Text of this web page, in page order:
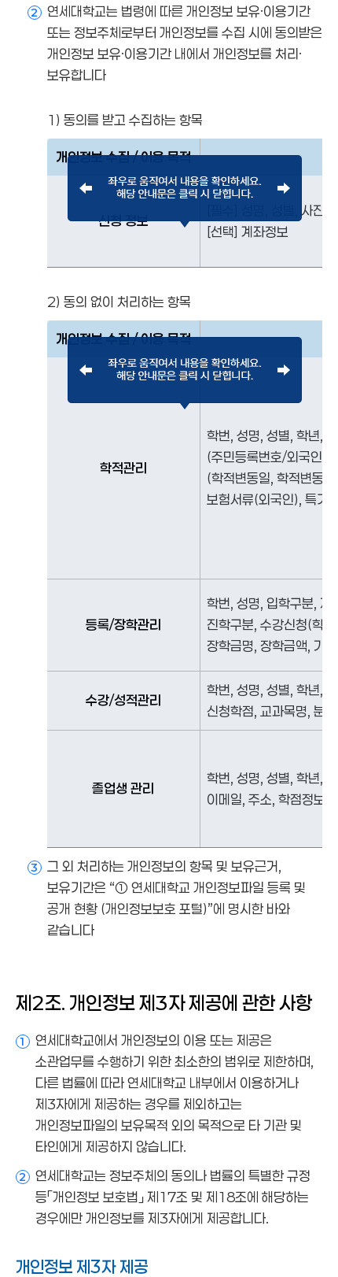
2
연세대학교는 법령에 따른 개인정보 보유·이용기간
또는 정보주체로부터 개인정보를 수집 시에 동의받은
개인정보 보유·이용기간 내에서 개인정보를 처리·
보유합니다
1) 동의를 받고 수집하는 항목
개인정보 수집 / 이용 목적
신청 정보
[필수] 성명, 성별, 사진,
[선택] 계좌정보
2) 동의 없이 처리하는 항목
개인정보 수집 / 이용 목적
학적관리
학번, 성명, 성별, 학년,
(주민등록번호/외국인
(학적변동일, 학적변동
보험서류(외국인), 특기
등록/장학관리
학번, 성명, 입학구분, 재
진학구분, 수강신청(학
장학금명, 장학금액, 가
수강/성적관리
학번, 성명, 성별, 학년,
신청학점, 교과목명, 분
졸업생 관리
학번, 성명, 성별, 학년,
이메일, 주소, 학점정보,
3
그 외 처리하는 개인정보의 항목 및 보유근거,
보유기간은 “① 연세대학교 개인정보파일 등록 및
공개 현황 (개인정보보호 포털)”에 명시한 바와
같습니다
제2조. 개인정보 제3자 제공에 관한 사항
1
연세대학교에서 개인정보의 이용 또는 제공은
소관업무를 수행하기 위한 최소한의 범위로 제한하며,
다른 법률에 따라 연세대학교 내부에서 이용하거나
제3자에게 제공하는 경우를 제외하고는
개인정보파일의 보유목적 외의 목적으로 타 기관 및
타인에게 제공하지 않습니다.
2
연세대학교는 정보주체의 동의나 법률의 특별한 규정
등「개인정보 보호법」 제17조 및 제18조에 해당하는
경우에만 개인정보를 제3자에게 제공합니다.
개인정보 제3자 제공